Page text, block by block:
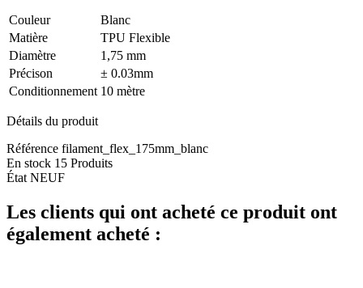
Couleur
Blanc
Matière
TPU Flexible
Diamètre
1,75 mm
Précison
± 0.03mm
Conditionnement 10 mètre
Détails du produit
Référence filament_flex_175mm_blanc
En stock 15 Produits
État NEUF
Les clients qui ont acheté ce produit ont
également acheté :